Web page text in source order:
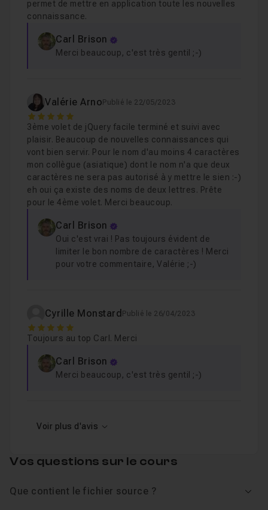
permet de mettre en application toute les nouvelles
connaissance.
Carl Brison
Merci beaucoup, c'est très gentil ;-)
Valérie Arno Publié le 22/05/2023
5
3ème volet de jQuery facile terminé et suivi avec
plaisir. Beaucoup de nouvelles connaissances qui
vont bien servir. Pour le nom d'au moins 4 caractères
mon collègue (asiatique) dont le nom n'a que deux
caractères ne sera pas autorisé à y mettre le sien :-)
eh oui ça existe des noms de deux lettres. Prête
pour le 4ème volet. Merci beaucoup.
Carl Brison
Oui c'est vrai ! Pas toujours évident de
limiter le bon nombre de caractères ! Merci
pour votre commentaire, Valérie ;-)
Cyrille Monstard Publié le 26/04/2023
5
Toujours au top Carl. Merci
Carl Brison
Merci beaucoup, c'est très gentil ;-)
Voir plus d'avis
Vos questions sur le cours
Que contient le fichier source ?